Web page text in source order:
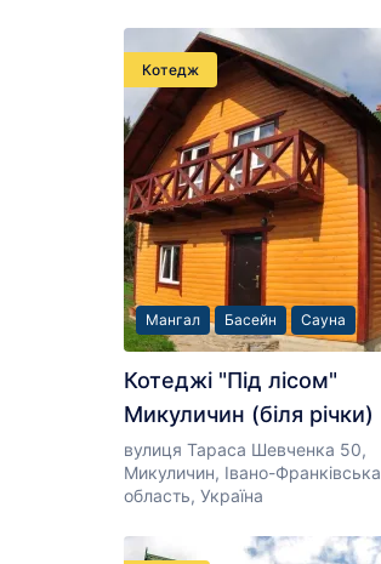
Котедж
Мангал Басейн Сауна
Котеджі "Під лісом"
Микуличин (біля річки)
вулиця Тараса Шевченка 50,
Микуличин, Івано-Франківська
область, Україна